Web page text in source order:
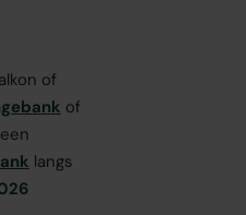
of
of
een
langs